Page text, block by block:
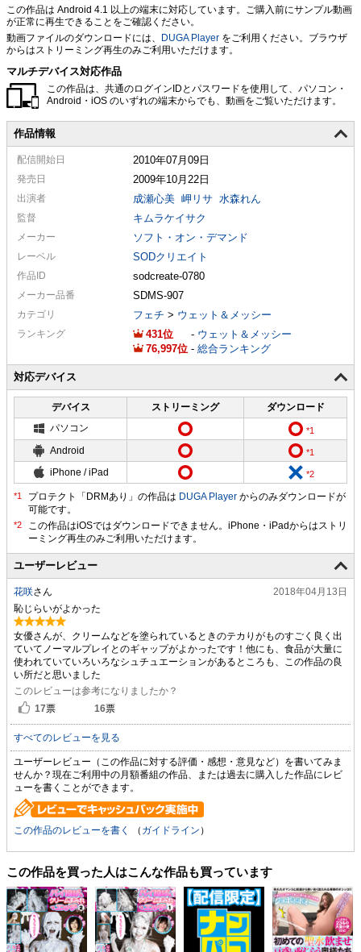
この作品は Android 4.1 以上の端末に対応しています。ご購入前にサンプル動画
が正常に再生できることをご確認ください。
動画ファイルのダウンロードには、 DUGA Player をご利用ください。ブラウザ
からはストリーミング再生のみご利用いただけます。
マルチデバイス対応作品
この作品は、共通のログインIDとパスワードを使用して、パソコン・
Android・iOS のいずれの端末からでも、動画をご覧いただけます。
作品情報
配信開始日 2010年07月09日
発売日 2009年10月22日
出演者 成瀬心美 岬リサ 水森れん
監督 キムラケイサク
メーカー ソフト・オン・デマンド
レーベル SODクリエイト
作品ID sodcreate-0780
メーカー品番 SDMS-907
カテゴリ フェチ > ウェット＆メッシー
ランキング 431 - ウェット＆メッシー
76,997
- 総合ランキング
対応デバイス
デバイス ストリーミング
ダウンロード
パソコン
Android
iPhone / iPad
プロテクト「DRMあり」の作品は DUGA Player からのみダウンロードが
可能です。
ユーザーレビュー
花咲さん
2018年04月13日
恥じらいがよかった
女優さんが、クリームなどを塗られているときのテカりがものすごく良く出
ていてノーマルプレイとのギャップがよかったです！他にも、食品が大量に
使われていていろいろなシュチュエーションがあるところも、この作品の良
い所だと思いました
このレビューは参考になりましたか？
17票 16票
すべてのレビューを見る
ユーザーレビュー（この作品に対する評価・感想・意見など）を書いてみま
せんか？現在ご利用中の月額番組の作品、または過去に購入した作品にレビ
ューを書くことができます。
この作品のレビューを書く （ ガイドライン ）
この作品を買った人はこんな作品も買っています